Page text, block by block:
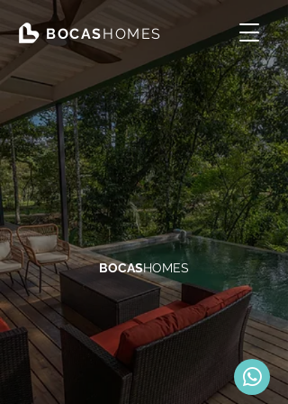
BOCASHOMES
BOCASHOMES